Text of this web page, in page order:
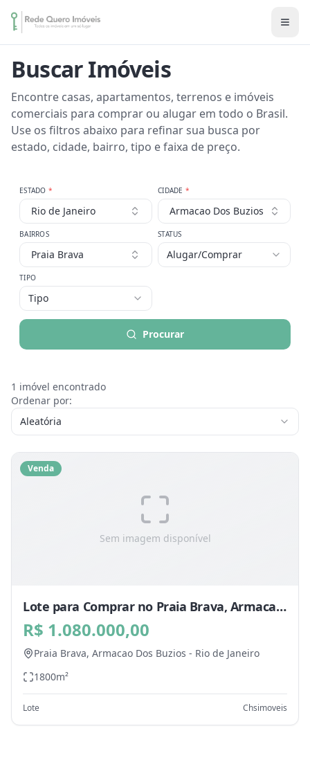
Buscar Imóveis
Encontre casas, apartamentos, terrenos e imóveis
comerciais para comprar ou alugar em todo o Brasil.
Use os filtros abaixo para refinar sua busca por
estado, cidade, bairro, tipo e faixa de preço.
ESTADO *
Rio de Janeiro
CIDADE *
Armacao Dos Buzios
BAIRROS
Praia Brava
STATUS
Alugar/Comprar
TIPO
Tipo
Procurar
1 imóvel encontrado
Ordenar por:
Aleatória
Sem imagem disponível
Venda
Lote para Comprar no Praia Brava, Armacao
Dos Buzios - RJ
R$ 1.080.000,00
Praia Brava, Armacao Dos Buzios - Rio de Janeiro
1800m²
Lote Chsimoveis